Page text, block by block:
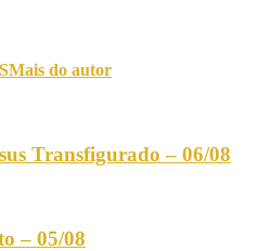
Mais do autor
Transfigurado – 06/08
– 05/08